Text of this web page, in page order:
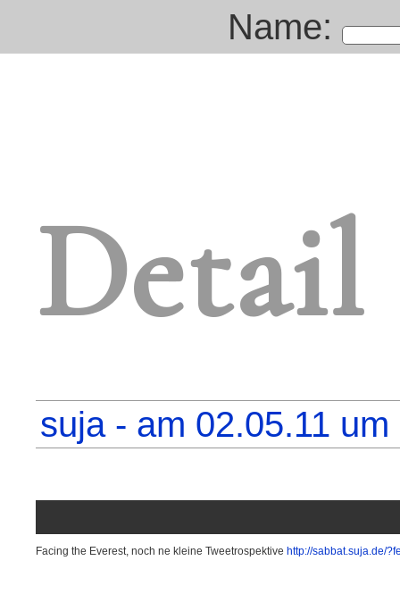
Name:
Detail
suja - am 02.05.11
Facing the Everest, noch ne kleine Tweetrospektive http://sabbat.suja.de/